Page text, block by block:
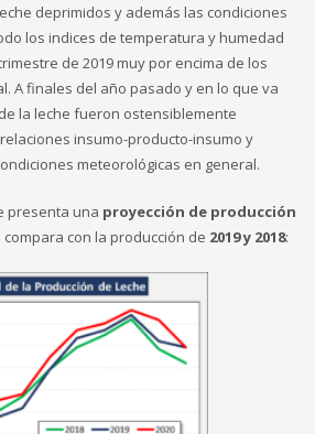
deprimidos y además las condiciones
los indices de temperatura y humedad
de 2019 muy por encima de los
A finales del año pasado y en lo que va
la leche fueron ostensiblemente
insumo-producto-insumo y
meteorológicas en general.
presenta una proyección de producción
compara con la producción de 2019 y 2018: